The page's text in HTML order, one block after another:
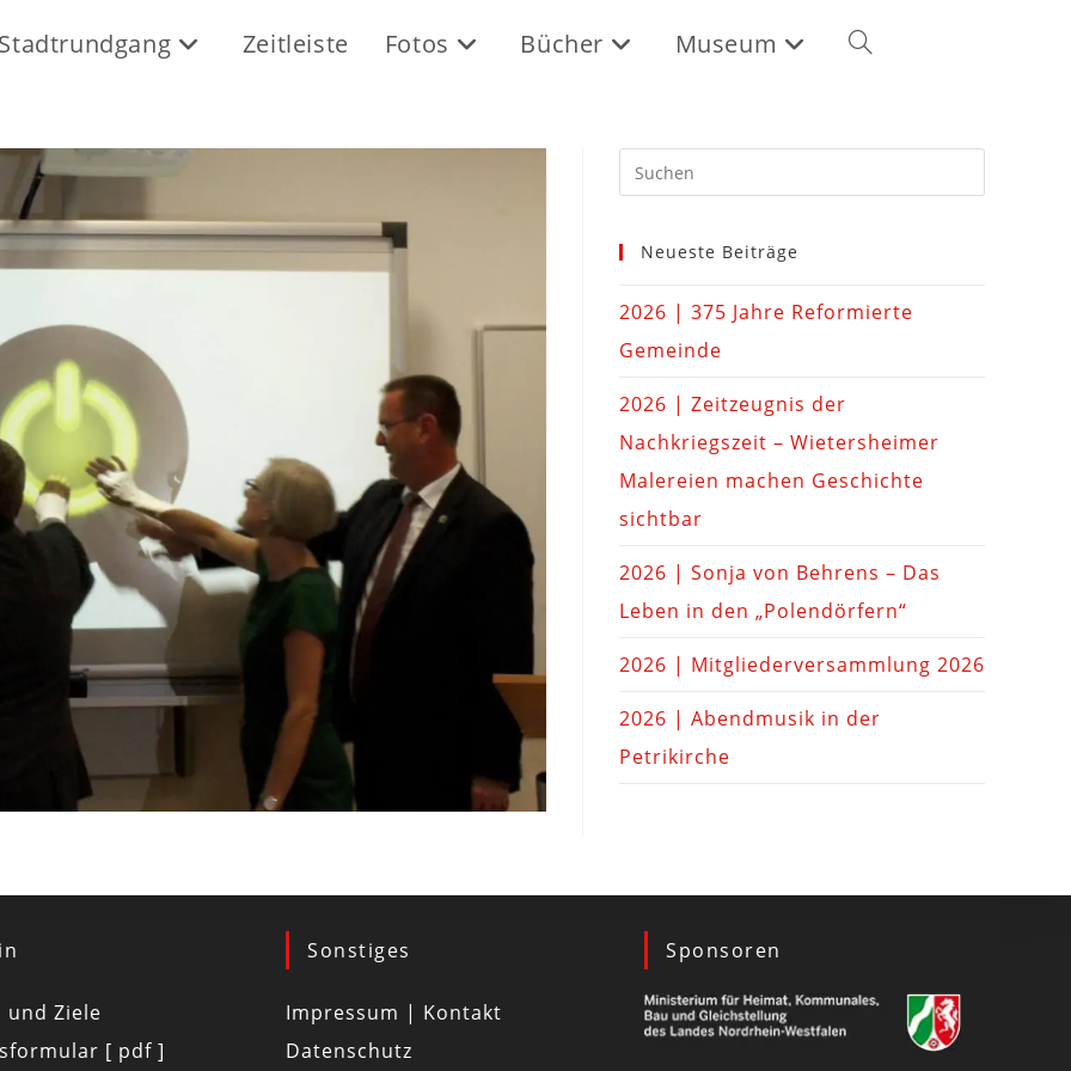
Zeitleiste Fotos Bücher Museum
Neueste Beiträge
2026 | 375 Jahre Reformierte
Gemeinde
2026 | Zeitzeugnis der
Nachkriegszeit – Wietersheimer
Malereien machen Geschichte
sichtbar
2026 | Sonja von Behrens – Das
Leben in den „Polendörfern“
2026 | Mitgliederversammlung 2026
2026 | Abendmusik in der
Petrikirche
und Ziele
[ pdf ]
Sonstiges
Impressum | Kontakt
Datenschutz
Sponsoren